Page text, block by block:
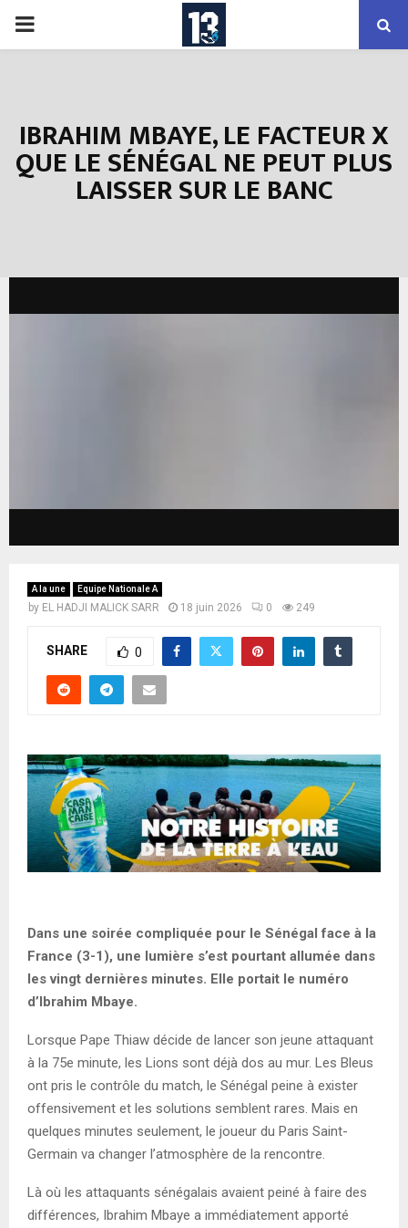
PRIMARY
IBRAHIM MBAYE, LE FACTEUR X
QUE LE SÉNÉGAL NE PEUT PLUS
LAISSER SUR LE BANC
A la une Equipe Nationale A
by EL HADJI MALICK SARR 18 juin 2026 0 249
SHARE 0
Dans une soirée compliquée pour le Sénégal face à la
France (3-1), une lumière s’est pourtant allumée dans
les vingt dernières minutes. Elle portait le numéro
d’Ibrahim Mbaye.
Lorsque Pape Thiaw décide de lancer son jeune attaquant
à la 75e minute, les Lions sont déjà dos au mur. Les Bleus
ont pris le contrôle du match, le Sénégal peine à exister
offensivement et les solutions semblent rares. Mais en
quelques minutes seulement, le joueur du Paris Saint-
Germain va changer l’atmosphère de la rencontre.
Là où les attaquants sénégalais avaient peiné à faire des
différences, Ibrahim Mbaye a immédiatement apporté